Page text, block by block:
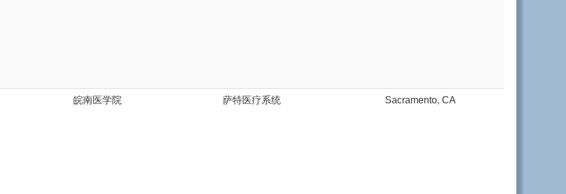
皖南医学院 萨特医疗系统 Sacramento, CA